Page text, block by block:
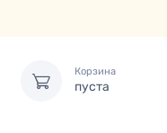
Корзина
пуста